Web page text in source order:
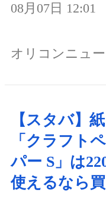
08月07日 12:01
オリコンニュ
【スタバ】
「クラフト
パー S」は
使えるなら